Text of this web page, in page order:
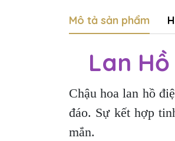
Mô tả sản phẩm
Lan
Chậu hoa lan hồ
đáo. Sự kết hợp
mắn.